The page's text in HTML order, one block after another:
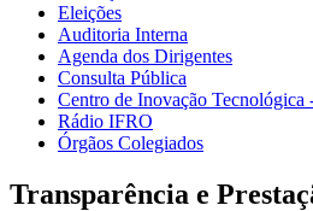
Eleições
Auditoria Interna
Agenda dos Dirigentes
Consulta Pública
Centro de Inovação Tecnológica
Rádio IFRO
Órgãos Colegiados
Transparência e